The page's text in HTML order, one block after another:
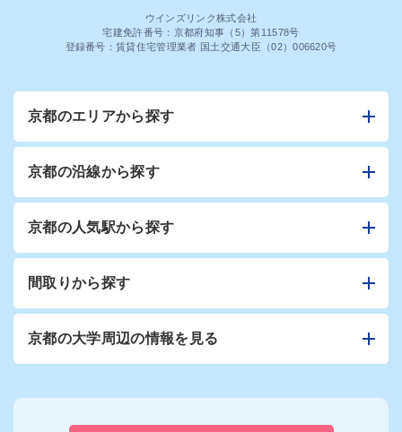
ウインズリンク株式会社
宅建免許番号：京都府知事（5）第11578号
登録番号：賃貸住宅管理業者 国土交通大臣（02）006620号
京都のエリアから探す
京都の沿線から探す
京都の人気駅から探す
間取りから探す
京都の大学周辺の情報を見る